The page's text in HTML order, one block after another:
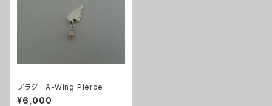
プラグ A-Wing Pierce
¥6,000